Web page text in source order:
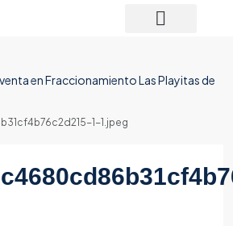
en Fraccionamiento Las Playitas de
1-1.jpeg